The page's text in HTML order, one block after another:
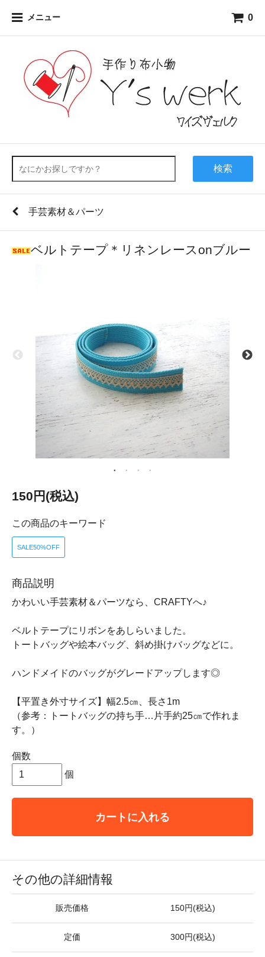
メニュー 0
検索
手芸素材＆パーツ
ベルトテープ＊リネンレースonブルー
150円(税込)
この商品のキーワード
SALE50%OFF
商品説明
かわいい手芸素材＆パーツなら、CRAFTYへ♪
ベルトテープにリボンをあしらいました。
トートバッグや絵本バッグ、斜め掛けバッグなどに。
ハンドメイドのバッグがグレードアップします◎
【平置き外寸サイズ】幅2.5㎝、長さ1m
（参考：トートバッグの持ち手…片手約25㎝で作れま
す。）
個数
個
カートに入れる
その他の詳細情報
販売価格 150円(税込)
定価 300円(税込)